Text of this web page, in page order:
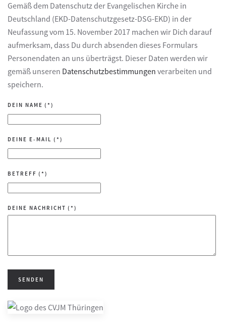
Gemäß dem Datenschutz der Evangelischen Kirche in
Deutschland (EKD-Datenschutzgesetz-DSG-EKD) in der
Neufassung vom 15. November 2017 machen wir Dich darauf
aufmerksam, dass Du durch absenden dieses Formulars
Personendaten an uns überträgst. Dieser Daten werden wir
gemäß unseren Datenschutzbestimmungen verarbeiten und
speichern.
DEIN NAME (*)
DEINE E-MAIL (*)
BETREFF (*)
DEINE NACHRICHT (*)
SENDEN